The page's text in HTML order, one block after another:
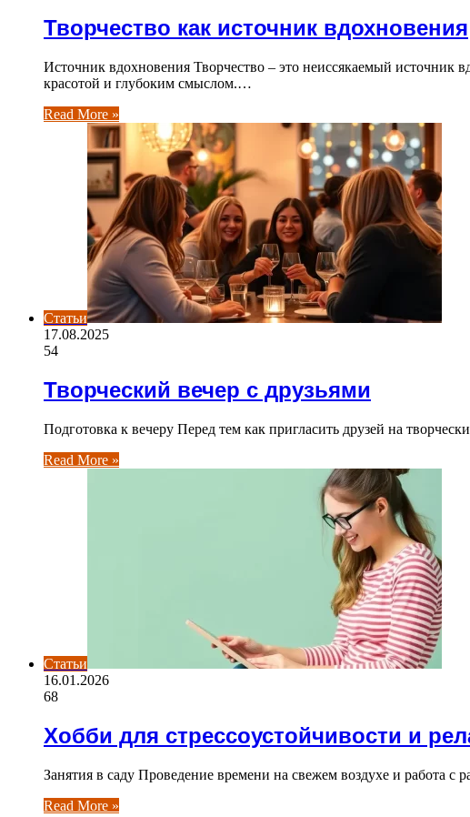
Творчество как источник вдохновения
Источник вдохновения Творчество – это неиссякаемый
красотой и глубоким смыслом.…
Read More »
Статьи
17.08.2025
54
Творческий вечер с друзьями
Подготовка к вечеру Перед тем как пригласить друзей на
Read More »
Статьи
16.01.2026
68
Хобби для стрессоустойчивости и
Занятия в саду Проведение времени на свежем воздухе и работа
Read More »